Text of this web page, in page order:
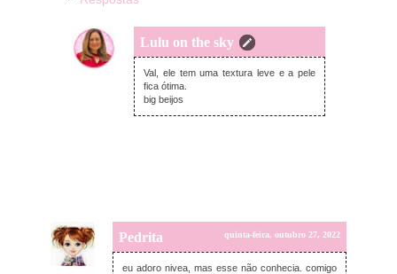
Lulu on the sky
domingo, outubro 30, 2022
Val, ele tem uma textura leve e a pele
fica ótima.
big beijos
Pedrita quinta-feira, outubro 27, 2022
eu adoro nivea, mas esse não conhecia. comigo